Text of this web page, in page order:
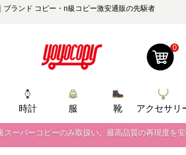
ブランド コピー・n級コピー激安通販の先駆者
0
時計 服 靴
アクセサリ